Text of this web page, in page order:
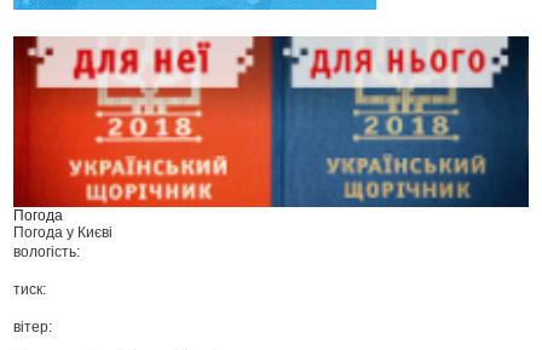
Погода
Погода у Києві
вологість:
тиск:
вітер: